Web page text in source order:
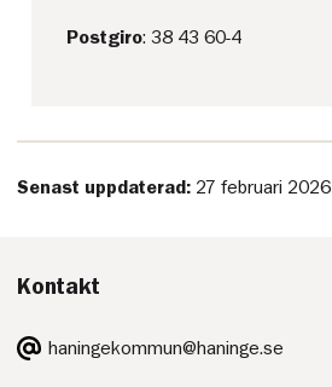
Postgiro: 38 43 60-4
Senast uppdaterad: 27 februari 2026
Kontakt
E-
post:
haningekommun@haninge.se